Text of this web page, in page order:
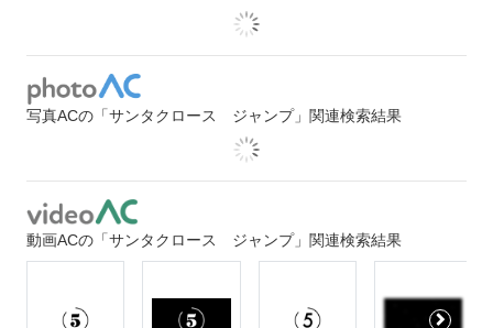
写真ACの「サンタクロース ジャンプ」関連検索結果
動画ACの「サンタクロース ジャンプ」関連検索結果